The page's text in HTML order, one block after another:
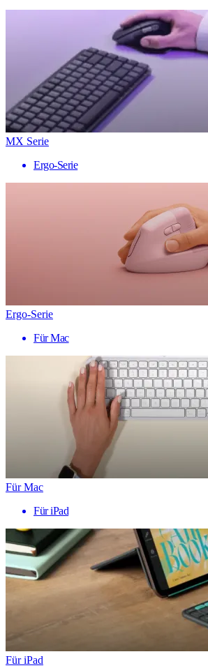
MX Serie
Ergo-Serie
Ergo-Serie
Für Mac
Für Mac
Für iPad
Für iPad